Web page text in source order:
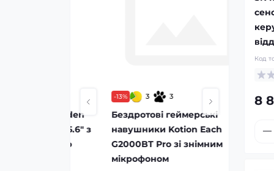
3 3
Бездротові геймерські
навушники Kotion Each
G2000BT Pro зі знімним
мікрофоном
Mark
Код
8